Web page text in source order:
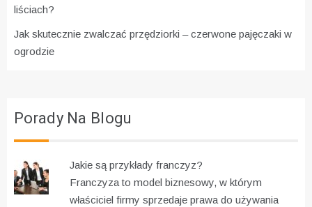
liściach?
Jak skutecznie zwalczać przędziorki – czerwone pajęczaki w
ogrodzie
Porady Na Blogu
Jakie są przykłady franczyz?
Franczyza to model biznesowy, w którym
właściciel firmy sprzedaje prawa do używania